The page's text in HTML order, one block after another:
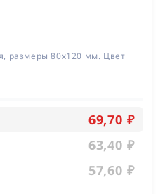
размеры 80х120 мм. Цвет
69,70 ₽
63,40 ₽
57,60 ₽